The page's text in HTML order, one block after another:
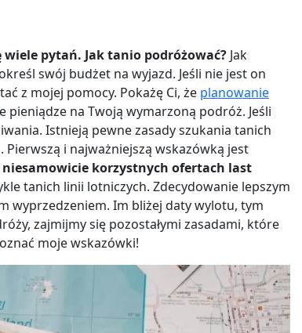
pytań. Jak tanio podróżować?Jak
swój budżet na wyjazd. Jeśli nie jest on
z mojej pomocy. Pokażę Ci, że planowanie
na Twoją wymarzoną podróż. Jeśli
Istnieją pewne zasady szukania tanich
i najważniejszą wskazówką jest
niesamowicie korzystnych ofertach last
tanich linii lotniczych. Zdecydowanie lepszym
wyprzedzeniem. Im bliżej daty wylotu, tym
zajmijmy się pozostałymi zasadami, które
moje wskazówki!